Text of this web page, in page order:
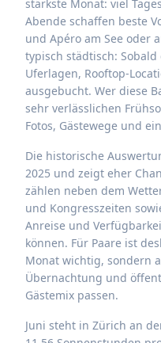
stärkste Monat: viel
Abende schaffen beste
und Apéro am See oder
typisch städtisch:
Uferlagen, Rooftop-
ausgebucht. Wer diese
sehr verlässlichen
Fotos, Gästewege und
Die historische
2025 und zeigt eher
zählen neben dem
und Kongresszeiten
Anreise und
können. Für Paare ist
Monat wichtig, sondern
Übernachtung und
Gästemix passen.
Juni steht in Zürich an